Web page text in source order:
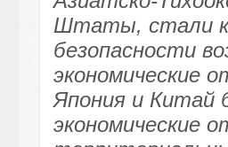
Штаты, стали
безопасности
экономические
Япония и Китай
экономические